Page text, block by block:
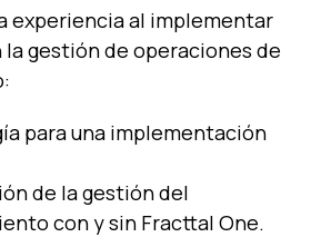
experiencia al implementar
la gestión de operaciones de
para una implementación
de la gestión del
con y sin Fracttal One.